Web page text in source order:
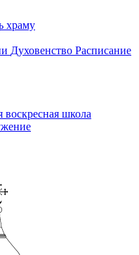
храму
Духовенство Расписание
воскресная школа